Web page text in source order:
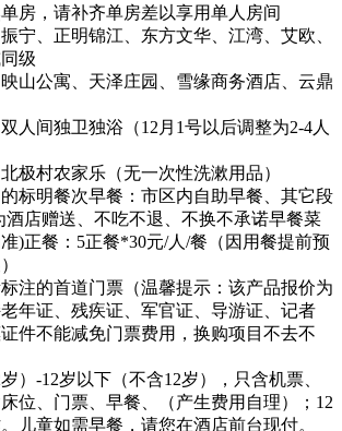
房，请补齐单房差以享用单人房间
宁、正明锦江、东方文华、江湾、艾欧、
级
山公寓、天泽庄园、雪缘商务酒店、云鼎
人间独卫独浴（12月1号以后调整为2-4人
极村农家乐（无一次性洗漱用品）
的标明餐次早餐：市区内自助早餐、其它段
酒店赠送、不吃不退、不换不承诺早餐菜
)正餐：5正餐*30元/人/餐（因用餐提前预
标注的首道门票（温馨提示：该产品报价为
年证、残疾证、军官证、导游证、记者
件不能减免门票费用，换购项目不去不
）-12岁以下（不含12岁），只含机票、
位、门票、早餐、（产生费用自理）；12
儿童如需早餐，请您在酒店前台现付。